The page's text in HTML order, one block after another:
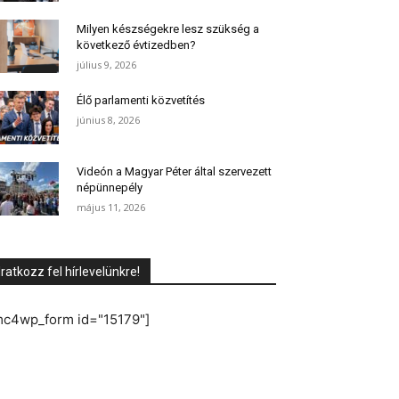
Milyen készségekre lesz szükség a
következő évtizedben?
július 9, 2026
Élő parlamenti közvetítés
június 8, 2026
Videón a Magyar Péter által szervezett
népünnepély
május 11, 2026
fel hírlevelünkre!
id="15179"]